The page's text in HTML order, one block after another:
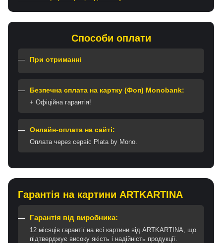
Способи оплати
При отриманні
Безпечна сплата на картку (Фоп) Monobank:
+ Офіційна гарантія!
Онлайн-оплата на сайті:
Оплата через сервіс Plata by Mono.
Гарантія на картини ARTKARTINA
Гарантія від виробника:
12 місяців гарантії на всі картини від ARTKARTINA, що
підтверджує високу якість і надійність продукції.